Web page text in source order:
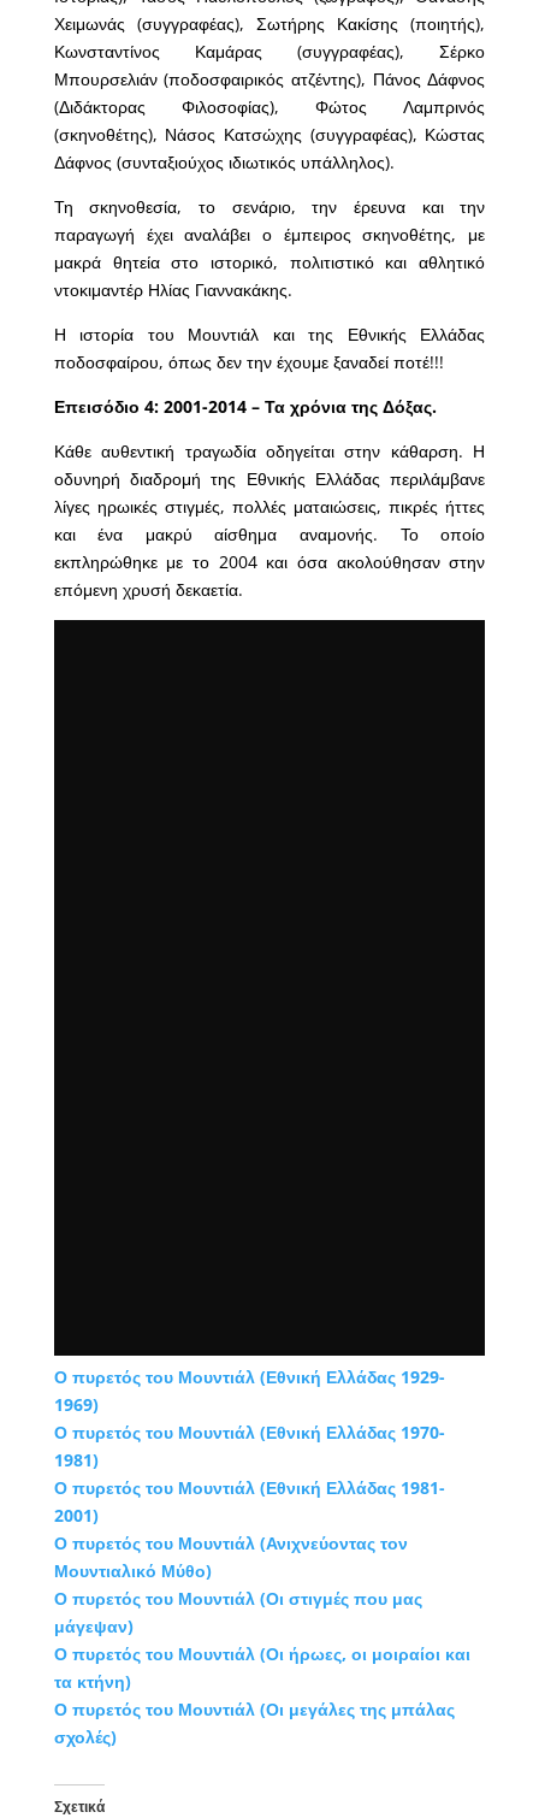
Χειμωνάς (συγγραφέας), Σωτήρης Κακίσης (ποιητής),
Κωνσταντίνος Καμάρας (συγγραφέας), Σέρκο
Μπουρσελιάν (ποδοσφαιρικός ατζέντης), Πάνος Δάφνος
(Διδάκτορας Φιλοσοφίας), Φώτος Λαμπρινός
(σκηνοθέτης), Νάσος Κατσώχης (συγγραφέας), Κώστας
Δάφνος (συνταξιούχος ιδιωτικός υπάλληλος).
Τη σκηνοθεσία, το σενάριο, την έρευνα και την
παραγωγή έχει αναλάβει ο έμπειρος σκηνοθέτης, με
μακρά θητεία στο ιστορικό, πολιτιστικό και αθλητικό
ντοκιμαντέρ Ηλίας Γιαννακάκης.
Η ιστορία του Μουντιάλ και της Εθνικής Ελλάδας
ποδοσφαίρου, όπως δεν την έχουμε ξαναδεί ποτέ!!!
Επεισόδιο 4: 2001-2014 – Τα χρόνια της Δόξας.
Κάθε αυθεντική τραγωδία οδηγείται στην κάθαρση. Η
οδυνηρή διαδρομή της Εθνικής Ελλάδας περιλάμβανε
λίγες ηρωικές στιγμές, πολλές ματαιώσεις, πικρές ήττες
και ένα μακρύ αίσθημα αναμονής. Το οποίο
εκπληρώθηκε με το 2004 και όσα ακολούθησαν στην
επόμενη χρυσή δεκαετία.
Ο πυρετός του Μουντιάλ (Εθνική Ελλάδας 1929-
1969)
Ο πυρετός του Μουντιάλ (Εθνική Ελλάδας 1970-
1981)
Ο πυρετός του Μουντιάλ (Εθνική Ελλάδας 1981-
2001)
Ο πυρετός του Μουντιάλ (Ανιχνεύοντας τον
Μουντιαλικό Μύθο)
Ο πυρετός του Μουντιάλ (Οι στιγμές που μας
μάγεψαν)
Ο πυρετός του Μουντιάλ (Οι ήρωες, οι μοιραίοι και
τα κτήνη)
Ο πυρετός του Μουντιάλ (Οι μεγάλες της μπάλας
σχολές)
Σχετικά